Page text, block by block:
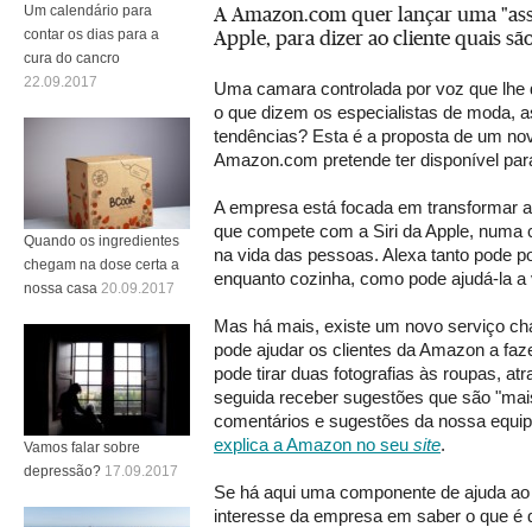
A Amazon.com quer lançar uma
Apple, para dizer ao cliente quais
Uma camara controlada por voz que
o que dizem os especialistas de moda,
tendências? Esta é a proposta de um
Amazon.com pretende ter disponível
A empresa está focada em transformar
que compete com a Siri da Apple, numa
na vida das pessoas. Alexa tanto pode
enquanto cozinha, como pode ajudá-la
Mas há mais, existe um novo serviço
pode ajudar os clientes da Amazon a
pode tirar duas fotografias às roupas,
seguida receber sugestões que são
comentários e sugestões da nossa
explica a Amazon no seu site.
Se há aqui uma componente de ajuda
interesse da empresa em saber o que é
Um calendário para
contar os dias para a
cura do cancro
22.09.2017
Quando os ingredientes
chegam na dose certa a
nossa casa 20.09.2017
Vamos falar sobre
depressão? 17.09.2017